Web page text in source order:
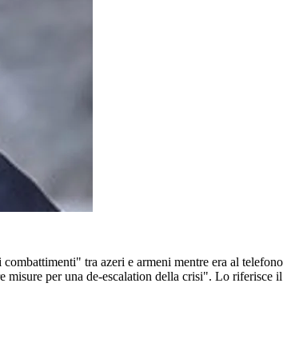
tra azeri e armeni mentre era al
per una de-escalation della crisi". Lo riferisce